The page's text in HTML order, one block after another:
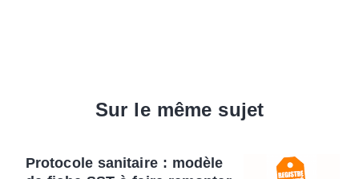
Sur le même sujet
Protocole sanitaire : modèle